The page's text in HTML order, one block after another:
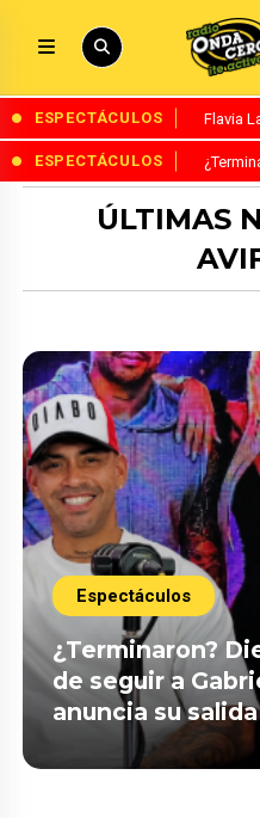
ESPECTÁCULOS Flavia
ESPECTÁCULOS
ÚLTIMAS
Espectáculos
¿Terminaron?
de seguir a
anuncia su